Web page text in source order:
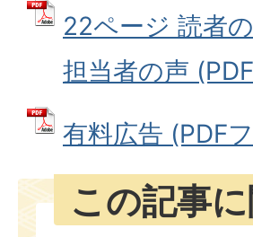
22ページ 読者
担当者の声
有料広告 (PDF
この記事